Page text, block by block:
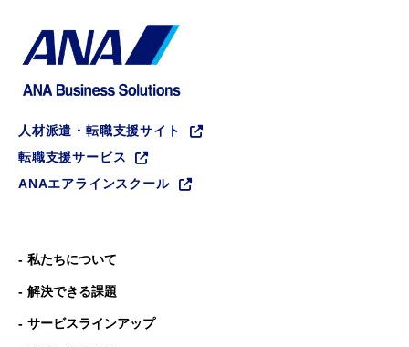
人材派遣・転職支援サイト
転職支援サービス
ANAエアラインスクール
私たちについて
解決できる課題
サービスラインアップ